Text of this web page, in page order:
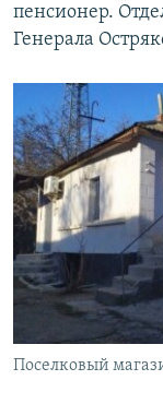
пенсионер.
Генерала
Поселковый